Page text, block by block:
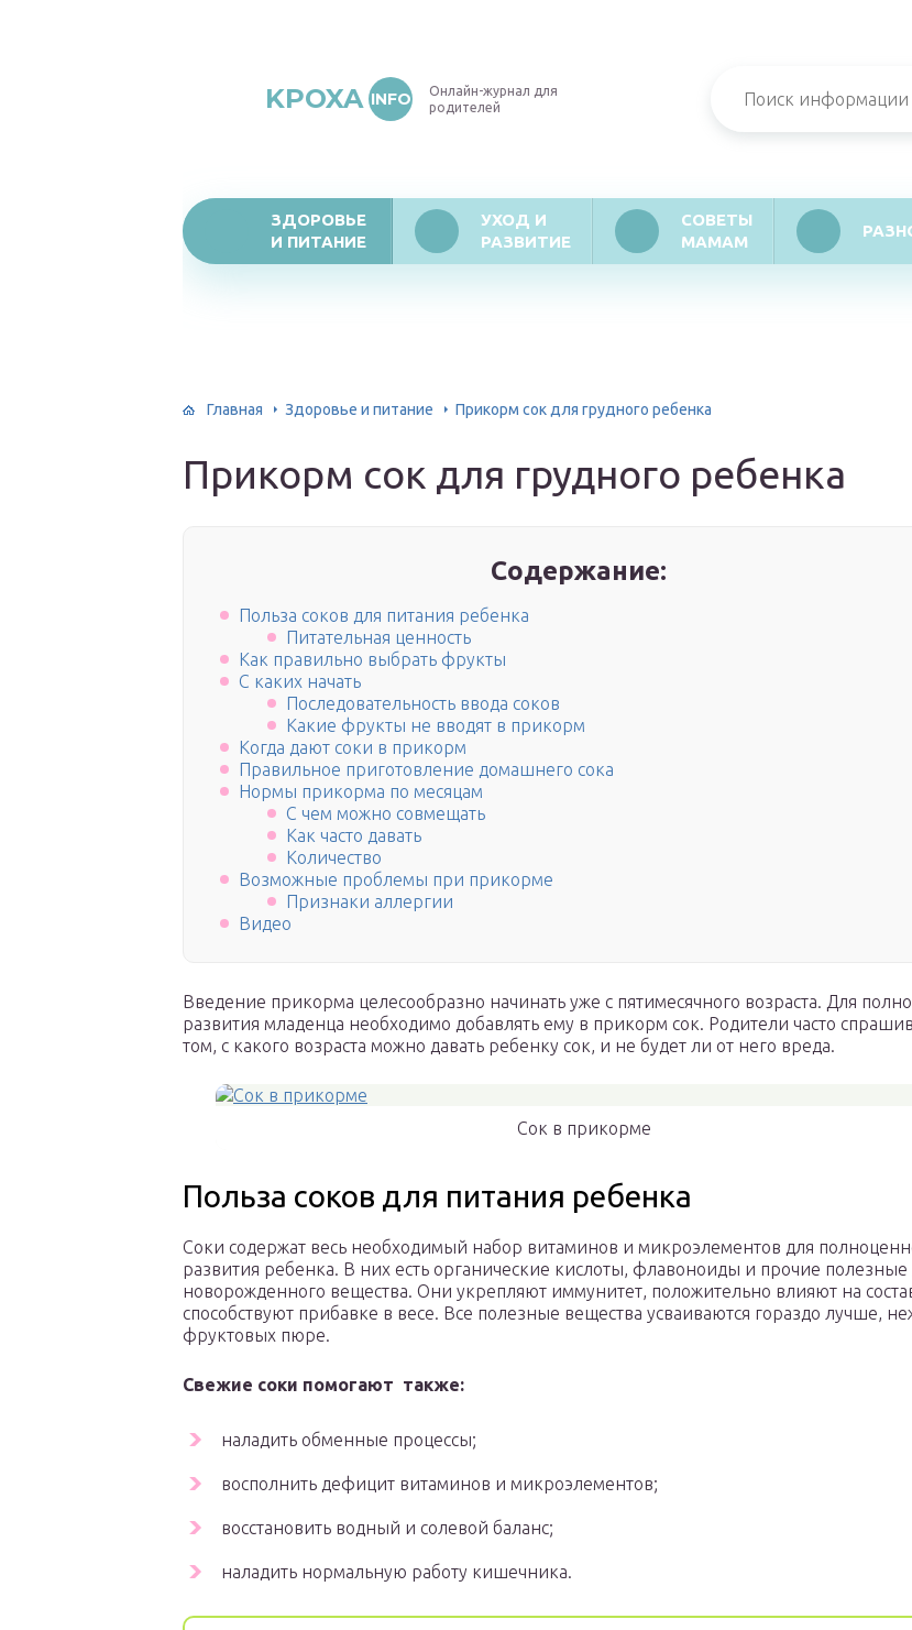
KPOXA INFO
Онлайн-журнал для
родителей
ЗДОРОВЬЕ
И ПИТАНИЕ
УХОД И
РАЗВИТИЕ
СОВЕТЫ
МАМАМ
Главная Здоровье и питание Прикорм сок для грудного ребенка
Прикорм сок для грудного ребенка
Содержание:
Польза соков для питания ребенка
Питательная ценность
Как правильно выбрать фрукты
С каких начать
Последовательность ввода соков
Какие фрукты не вводят в прикорм
Когда дают соки в прикорм
Правильное приготовление домашнего сока
Нормы прикорма по месяцам
С чем можно совмещать
Как часто давать
Количество
Возможные проблемы при прикорме
Признаки аллергии
Видео
Введение прикорма целесообразно начинать уже с пятимесячного возраста. Для
развития младенца необходимо добавлять ему в прикорм сок. Родители часто
том, с какого возраста можно давать ребенку сок, и не будет ли от него вреда.
Сок в прикорме
Польза соков для питания ребенка
Соки содержат весь необходимый набор витаминов и микроэлементов для
развития ребенка. В них есть органические кислоты, флавоноиды и прочие полезные
новорожденного вещества. Они укрепляют иммунитет, положительно влияют на
способствуют прибавке в весе. Все полезные вещества усваиваются гораздо лучше,
фруктовых пюре.
Свежие соки помогают также:
наладить обменные процессы;
восполнить дефицит витаминов и микроэлементов;
восстановить водный и солевой баланс;
наладить нормальную работу кишечника.